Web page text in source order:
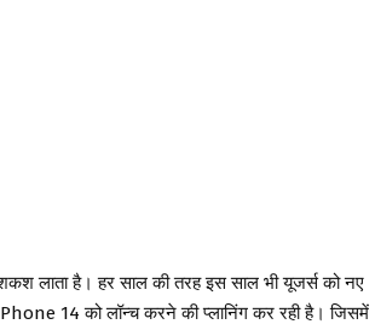
लाता है। हर साल की तरह इस साल भी यूजर्स को नए
14 को लॉन्च करने की प्लानिंग कर रही है। जिसमें